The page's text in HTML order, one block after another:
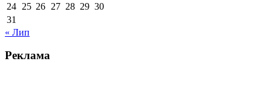
24 25 26 27 28 29 30
31
« Лип
Реклама